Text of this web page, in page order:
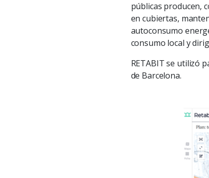
públicas producen,
en cubiertas,
autoconsumo
consumo local y
RETABIT se utilizó
de Barcelona.